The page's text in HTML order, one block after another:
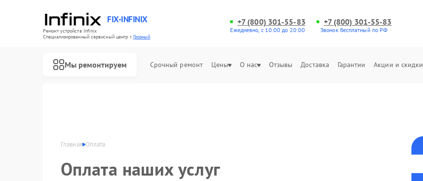
FIX-INFINIX
Ремонт устройств Infinix
Специализированный cервисный центр г.Грозный
+7 (800) 301-55-83
Ежедневно, с 10:00 до 20:00
+7 (800) 301-55-83
Звонок бесплатный по РФ
Мы ремонтируем Срочный ремонт Цены О нас Отзывы Доставка Гарантии Акции и скидки
Главная Оплата
Оплата наших услуг